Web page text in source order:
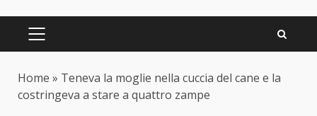
PRIMARY
Home » Teneva la moglie nella cuccia del cane e la
costringeva a stare a quattro zampe